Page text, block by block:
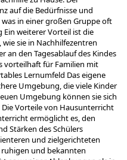
auf die Bedürfnisse und
in einer großen Gruppe oft
Ein weiterer Vorteil ist die
sie in Nachhilfezentren
an den Tagesablauf des Kindes
vorteilhaft für Familien mit
Lernumfeld Das eigene
Umgebung, die viele Kinder
Umgebung können sie sich
Vorteile von Hausunterricht
ermöglicht es, den
Stärken des Schülers
und zielgerichteten
und bekannten